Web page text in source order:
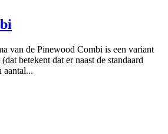
van de Pinewood Combi is een variant
betekent dat er naast de standaard
aantal...